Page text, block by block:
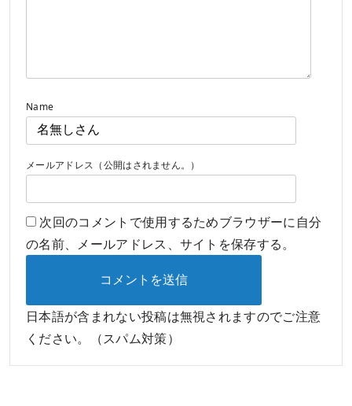
Name
メールアドレス（公開はされません。）
次回のコメントで使用するためブラウザーに自分
の名前、メールアドレス、サイトを保存する。
日本語が含まれない投稿は無視されますのでご注意
ください。（スパム対策）